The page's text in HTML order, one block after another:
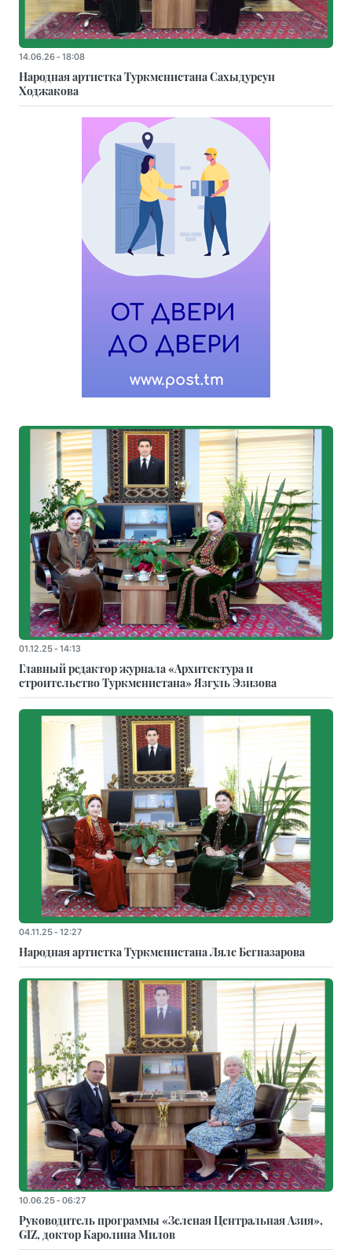
14.06.26 - 18:08
Народная артистка Туркменистана Сахыдурсун
Ходжакова
01.12.25 - 14:13
Главный редактор журнала «Архитектура и
строительство Туркменистана» Язгуль Эзизова
04.11.25 - 12:27
Народная артистка Туркменистана Ляле Бегназарова
10.06.25 - 06:27
Руководитель программы «Зеленая Центральная Азия»,
GIZ, доктор Каролина Милов